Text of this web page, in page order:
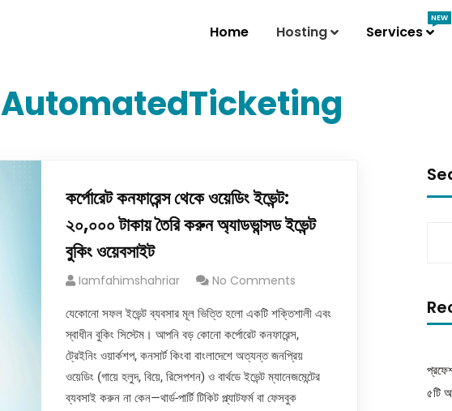
Home Hosting Services
NEW
AutomatedTicketing
কর্পোরেট কনফারেন্স থেকে ওয়েডিং ইভেন্ট:
২০,০০০ টাকায় তৈরি করুন অ্যাডভান্সড ইভেন্ট
বুকিং ওয়েবসাইট
Iamfahimshahriar No Comments
যেকোনো সফল ইভেন্ট ব্যবসার মূল ভিত্তি হলো একটি শক্তিশালী এবং
স্বাধীন বুকিং সিস্টেম। আপনি বড় কোনো কর্পোরেট কনফারেন্স,
ট্রেইনিং ওয়ার্কশপ, কনসার্ট কিংবা বাংলাদেশে অত্যন্ত জনপ্রিয়
ওয়েডিং (গায়ে হলুদ, বিয়ে, রিসেপশন) ও বার্থডে ইভেন্ট ম্যানেজমেন্টের
ব্যবসাই করুন না কেন—থার্ড-পার্টি টিকিট প্ল্যাটফর্ম বা ফেসবুক
৫টি